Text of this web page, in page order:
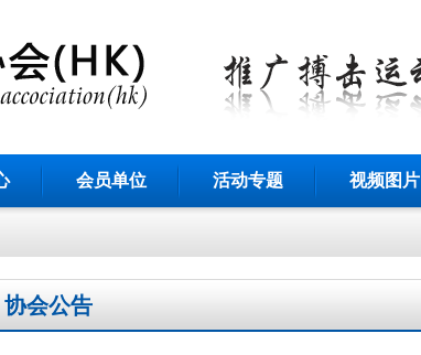
会员单位 活动专题 视频图片
协会公告